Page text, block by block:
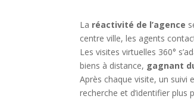
La réactivité de l’agence
centre ville, les agents
Les visites virtuelles 360°
biens à distance, gagnant
Après chaque visite, un suivi
recherche et d’identifier